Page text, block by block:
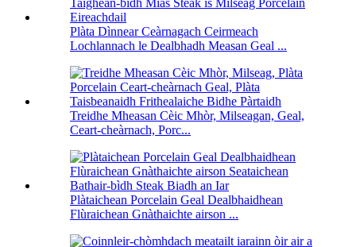
Plàta Dìnnear Ceàrnagach Ceirmeach
Lochlannach le Dealbhadh Measan Geal ...
Treidhe Mheasan Cèic Mhòr, Milseagan, Geal,
Ceart-cheàrnach, Porc...
Plàtaichean Porcelain Geal Dealbhaidhean
Flùraichean Gnàthaichte airson ...